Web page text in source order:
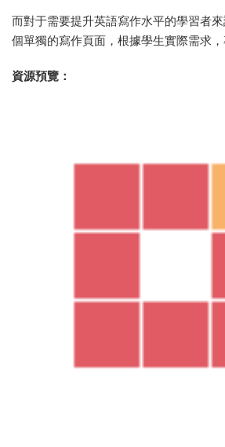
而對于需要提升英語寫作水平的學習者
個單獨的寫作頁面，根據學生實際需求，
資源預覽：